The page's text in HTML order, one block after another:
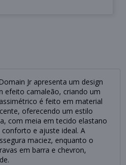
Jr apresenta um design
efeito camaleão, criando um
é feito em material
oferecendo um estilo
com meia em tecido elastano
e ajuste ideal. A
maciez, enquanto o
em barra e chevron,